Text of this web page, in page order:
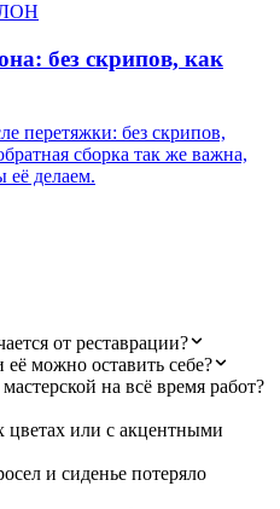
без скрипов, как
перетяжки: без скрипов,
сборка так же важна,
её делаем.
от реставрации?
можно оставить себе?
на всё время работ?
цветах или с акцентными
и сиденье потеряло